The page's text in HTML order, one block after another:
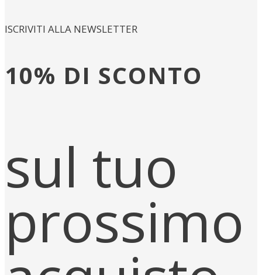
ISCRIVITI ALLA NEWSLETTER
10% DI SCONTO
sul tuo
prossimo